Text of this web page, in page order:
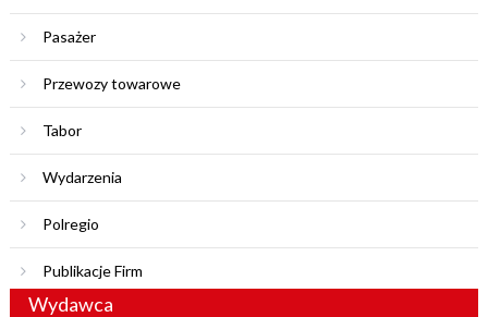
Pasażer
Przewozy towarowe
Tabor
Wydarzenia
Polregio
Publikacje Firm
Wydawca